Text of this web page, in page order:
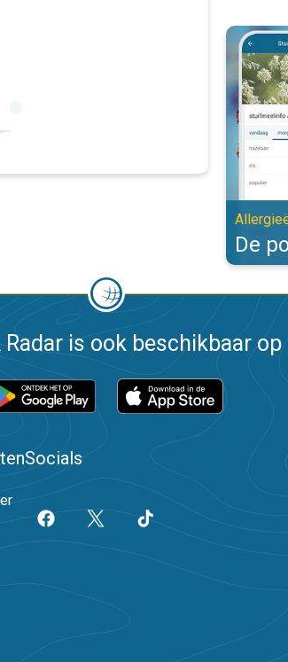
De pollen
De
Radar is ook beschikbaar op
Socials